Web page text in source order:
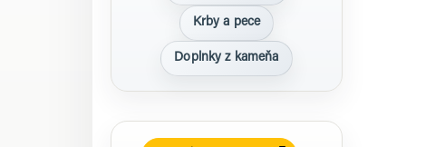
Krby a pece
Doplnky z kameňa